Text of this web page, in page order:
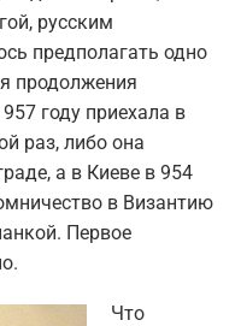
русским
предполагать одно
продолжения
году приехала в
раз, либо она
а в Киеве в 954
в Византию
Первое
Что